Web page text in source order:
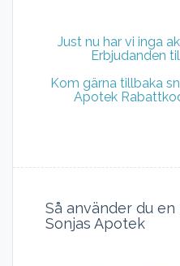
Just nu har vi inga
Erbjudanden
Kom gärna tillbaka
Apotek
Så använder du
Sonjas Apotek